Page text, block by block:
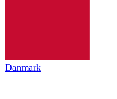
Danmark